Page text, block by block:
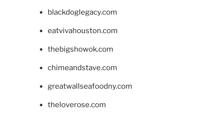
blackdoglegacy.com
eatvivahouston.com
thebigshowok.com
chimeandstave.com
greatwallseafoodny.com
theloverose.com